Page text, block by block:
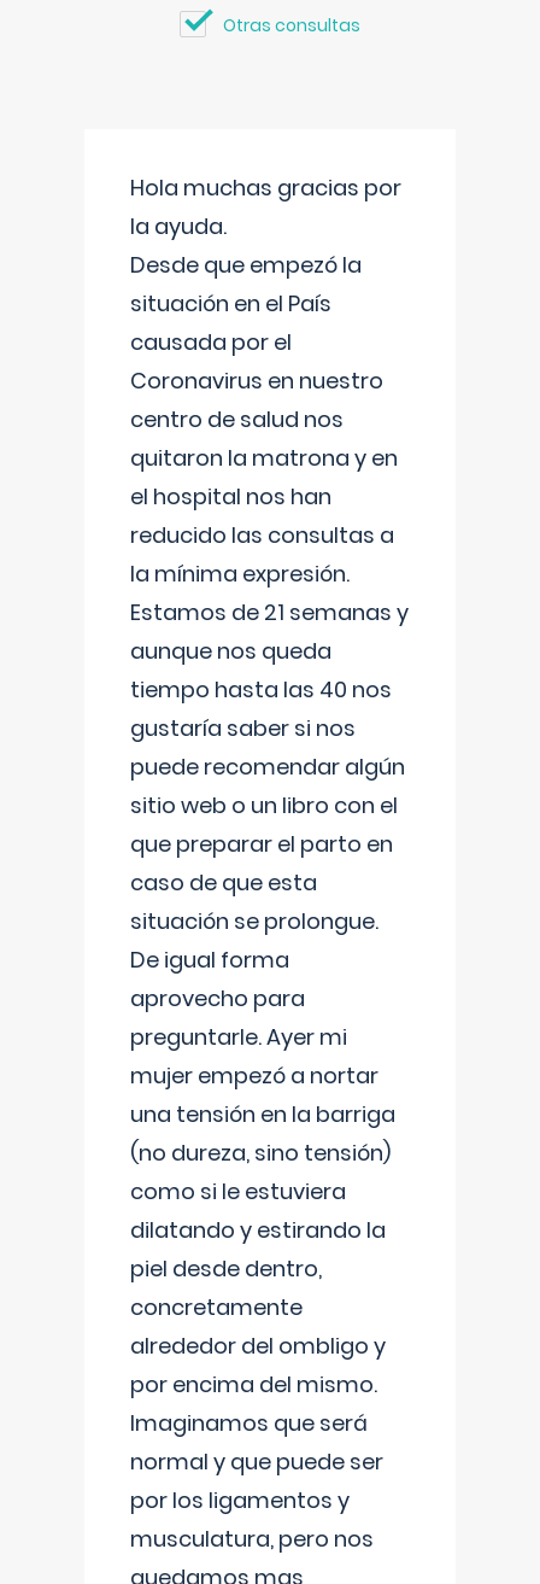
Otras consultas
Hola muchas gracias por
la ayuda.
Desde que empezó la
situación en el País
causada por el
Coronavirus en nuestro
centro de salud nos
quitaron la matrona y en
el hospital nos han
reducido las consultas a
la mínima expresión.
Estamos de 21 semanas y
aunque nos queda
tiempo hasta las 40 nos
gustaría saber si nos
puede recomendar algún
sitio web o un libro con el
que preparar el parto en
caso de que esta
situación se prolongue.
De igual forma
aprovecho para
preguntarle. Ayer mi
mujer empezó a nortar
una tensión en la barriga
(no dureza, sino tensión)
como si le estuviera
dilatando y estirando la
piel desde dentro,
concretamente
alrededor del ombligo y
por encima del mismo.
Imaginamos que será
normal y que puede ser
por los ligamentos y
musculatura, pero nos
quedamos mas